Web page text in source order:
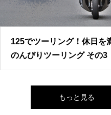
125でツーリング！休日を
のんびりツーリング その3
もっと見る